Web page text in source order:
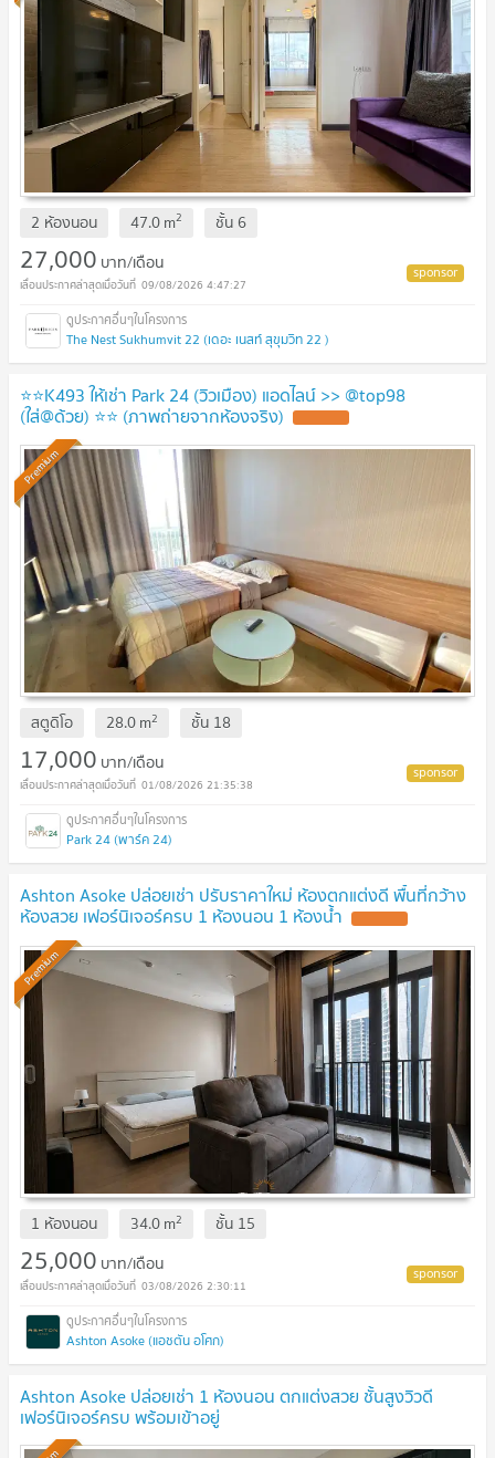
2 ห้องนอน 47.0m2 ชั้น 6
27,000 บาท/เดือน
09/08/2026 4:47:27
The Nest Sukhumvit 22 (เดอะ เนสท์ สุขุมวิท 22 )
⭐️⭐️K493 ให้เช่า Park 24 (วิวเมือง) แอดไลน์ >> @top98
(ใส่@ด้วย) ⭐️⭐️ (ภาพถ่ายจากห้องจริง)
Premium
สตูดิโอ 28.0m2 ชั้น 18
17,000 บาท/เดือน
01/08/2026 21:35:38
Park 24 (พาร์ค 24)
Ashton Asoke ปล่อยเช่า ปรับราคาใหม่ ห้องตกแต่งดี พื้นที่กว้าง
ห้องสวย เฟอร์นิเจอร์ครบ 1 ห้องนอน 1 ห้องน้ำ
Premium
1 ห้องนอน 34.0m2 ชั้น 15
25,000 บาท/เดือน
03/08/2026 2:30:11
Ashton Asoke (แอชตัน อโศก)
Ashton Asoke ปล่อยเช่า 1 ห้องนอน ตกแต่งสวย ชั้นสูงวิวดี
เฟอร์นิเจอร์ครบ พร้อมเข้าอยู่